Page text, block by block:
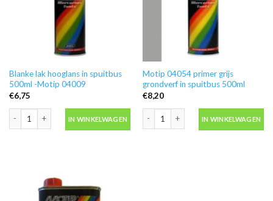
Blanke lak hooglans in spuitbus
500ml -Motip 04009
€6,75
IN WINKELWAGEN
Motip 04054 primer grijs
grondverf in spuitbus 500ml
€8,20
IN WINKELWAGEN